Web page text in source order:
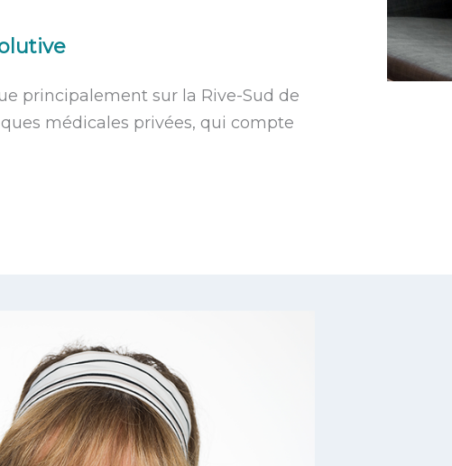
principalement sur la Rive-Sud de
médicales privées, qui compte